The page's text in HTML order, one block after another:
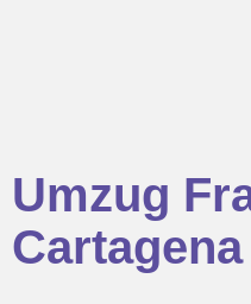
Umzug
Cartagena